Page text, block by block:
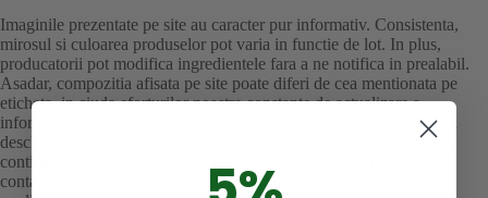
Imaginile prezentate pe site au caracter pur informativ. Consistenta,
mirosul si culoarea produselor pot varia in functie de lot. In plus,
producatorii pot modifica ingredientele fara a ne notifica in prealabil.
Asadar, compozitia afisata pe site poate diferi de cea mentionata pe
eticheta, in ciuda eforturilor noastre constante de actualizare a
informatiilor. Va rugam sa verificati lista de ingrediente inainte de a
deschide produsul. In cazul in care identificati o formula diferita ce
contine ingrediente pe care doriti sa le evitati, va rugam sa ne
contactati. Informatiile prezentate pe site nu pot inlocui sfaturile